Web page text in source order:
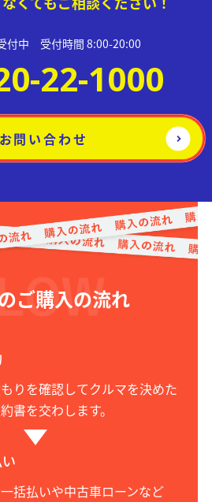
付中 受付時間 8:00-20:00
22-1000
お問い合わせ
ご購入の流れ
りを確認してクルマを決めた
書を交わします。
括払いや中古車ローンなど